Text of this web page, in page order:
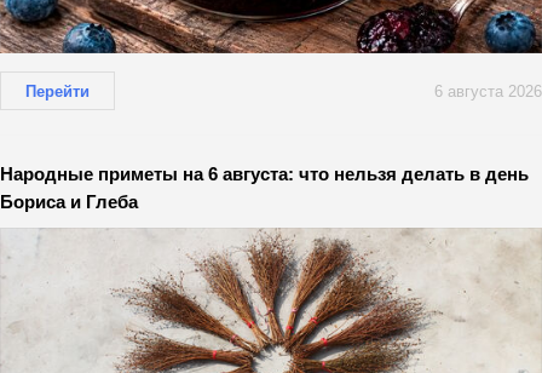
Перейти 6 августа 2026
Народные приметы на 6 августа: что нельзя делать в день
Бориса и Глеба